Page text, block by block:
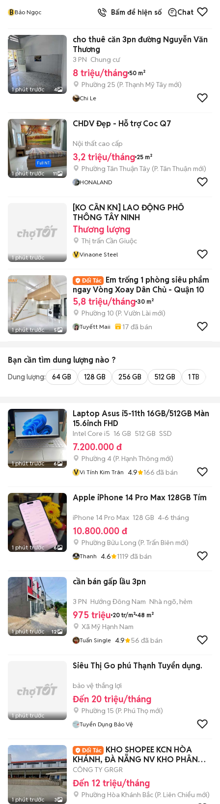
BBảo Ngọc Bấm để hiện số Chat
1 phút trước 4
cho thuê căn 3pn đường Nguyễn Văn
Thương
3 PN Chung cư
8 triệu/tháng 50 m²
Phường 25 (P. Thạnh Mỹ Tây mới)
Chi Le
1 phút trước 11
CHDV Đẹp - Hỗ trợ Coc Q7
Nội thất cao cấp
3,2 triệu/tháng 25 m²
Phường Tân Thuận Tây (P. Tân Thuận mới)
HONALAND
1 phút trước
[KO CẦN KN] LAO ĐỘNG PHỔ
THÔNG TÂY NINH
Thương lượng
Thị trấn Cần Giuộc
VVinaone Steel
1 phút trước 5
Em trống 1 phòng siêu phẩm
ngay Vòng Xoay Dân Chủ - Quận 10
5,8 triệu/tháng 30 m²
Phường 10 (P. Vườn Lài mới)
Tuyếtt Maii 17 đã bán
Bạn cần tìm dung lượng nào ?
Dung lượng: 64 GB 128 GB 256 GB 512 GB 1 TB
1 phút trước 6
Laptop Asus i5-11th 16GB/512GB Màn
15.6inch FHD
Intel Core i5 16 GB 512 GB SSD
7.200.000 đ
Phường 4 (P. Hạnh Thông mới)
VVi Tính Kim Trân 4.9 166 đã bán
1 phút trước 6
Apple iPhone 14 Pro Max 128GB Tím
iPhone 14 Pro Max 128 GB 4-6 tháng
10.800.000 đ
Phường Bửu Long (P. Trấn Biên mới)
Thanh 4.6 1119 đã bán
1 phút trước 12
cần bán gấp lầu 3pn
3 PN Hướng Đông Nam Nhà ngõ, hẻm
975 triệu 20 tr/m² 48 m²
Xã Mỹ Hạnh Nam
Tuấn Single 4.9 56 đã bán
1 phút trước
Siêu Thị Go phú Thạnh Tuyển dụng.
bảo vệ thắng lợi
Đến 20 triệu/tháng
Phường 15 (P. Phú Thọ mới)
Tuyển Dụng Bảo Vệ
1 phút trước 3
KHO SHOPEE KCN HÒA
KHÁNH, ĐÀ NẴNG NV KHO PHÂN
LOẠI
CÔNG TY GRGR
Đến 12 triệu/tháng
Phường Hòa Khánh Bắc (P. Liên Chiểu mới)